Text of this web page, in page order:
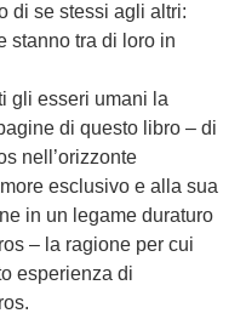
di se stessi agli altri:
stanno tra di loro in
gli esseri umani la
di questo libro – di
nell’orizzonte
esclusivo e alla sua
in un legame duraturo
– la ragione per cui
esperienza di